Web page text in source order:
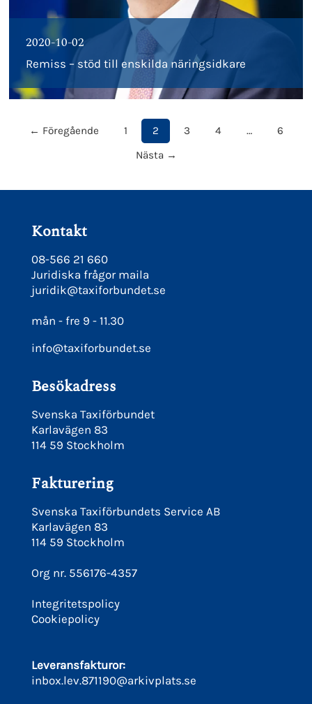
2020-10-02
Remiss – stöd till enskilda näringsidkare
← Föregående 1 2 3 4 …
6
Nästa →
Kontakt
08-566 21 660
Juridiska frågor maila
juridik@taxiforbundet.se
mån - fre 9 - 11.30
info@taxiforbundet.se
Besökadress
Svenska Taxiförbundet
Karlavägen 83
114 59 Stockholm
Fakturering
Svenska Taxiförbundets Service AB
Karlavägen 83
114 59 Stockholm
Org nr. 556176-4357
Integritetspolicy
Cookiepolicy
Leveransfakturor:
inbox.lev.871190@arkivplats.se